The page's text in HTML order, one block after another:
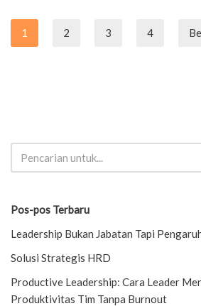
1 2 3 4
Pos-pos Terbaru
Leadership Bukan Jabatan Tapi
Solusi Strategis HRD
Productive Leadership: Cara Leader
Produktivitas Tim Tanpa Burnout